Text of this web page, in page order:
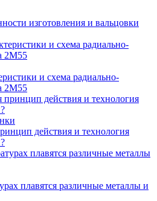
изготовления и вальцовки
и схема радиально-
2М55
действия и технология
плавятся различные металлы и